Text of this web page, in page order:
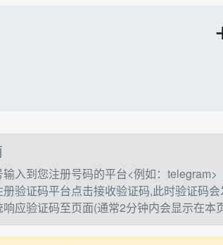
输入到您注册号码的平台<例如：telegram>
验证码平台点击接收验证码,此时验证码
应验证码至页面(通常2分钟内会显示在